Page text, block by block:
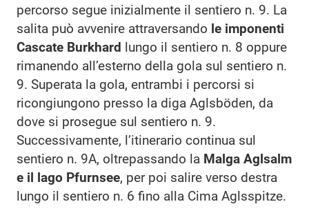
percorso segue inizialmente il sentiero n. 9. La
salita può avvenire attraversando le imponenti
Cascate Burkhard lungo il sentiero n. 8 oppure
rimanendo all’esterno della gola sul sentiero n.
9. Superata la gola, entrambi i percorsi si
ricongiungono presso la diga Aglsböden, da
dove si prosegue sul sentiero n. 9.
Successivamente, l’itinerario continua sul
sentiero n. 9A, oltrepassando la Malga Aglsalm
e il lago Pfurnsee, per poi salire verso destra
lungo il sentiero n. 6 fino alla Cima Aglsspitze.